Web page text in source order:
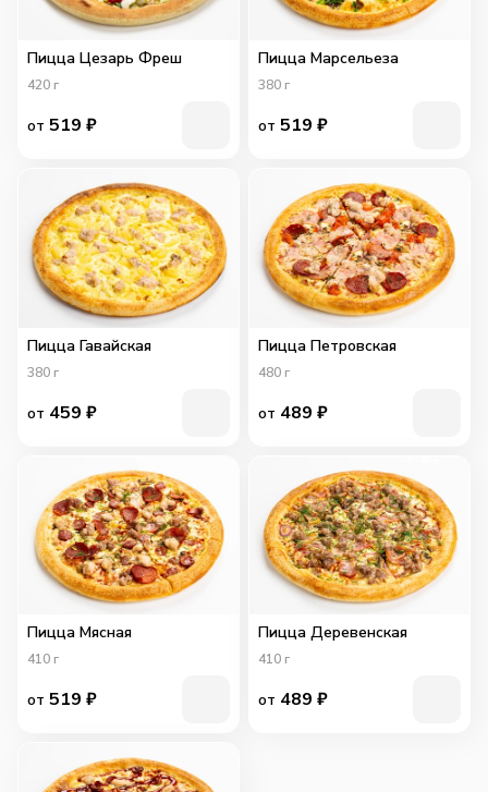
Пицца Цезарь Фреш
420 г
от 519 ₽
Пицца Марсельеза
380 г
от 519 ₽
Пицца Гавайская
380 г
от 459 ₽
Пицца Петровская
480 г
от 489 ₽
Пицца Мясная
410 г
от 519 ₽
Пицца Деревенская
410 г
от 489 ₽